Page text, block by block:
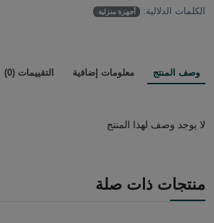
الكلمات الدلالية:
أجهزة منزلية
وصف المنتج معلومات إضافية التقييمات (0)
لا يوجد وصف لهذا المنتج
منتجات ذات صلة